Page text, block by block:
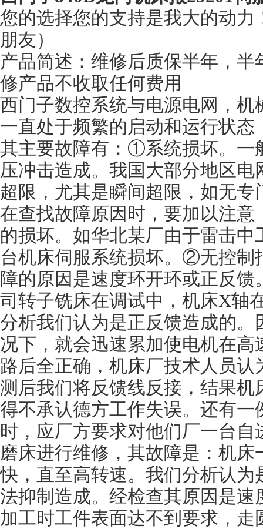
您的选择您的支持是我大的动
朋友）
产品简述：维修后质保半年，
修产品不收取任何费用
西门子数控系统与电源电网，
一直处于频繁的启动和运行状
其主要故障有：①系统损坏。一
压冲击造成。我国大部分地区
超限，尤其是瞬间超限，如无
在查找故障原因时，要加以注
的损坏。如华北某厂由于雷击
台机床伺服系统损坏。②无控制
障的原因是速度环开环或正反
司转子铣床在调试中，机床X轴
分析我们认为是正反馈造成的
况下，就会迅速累加使电机在
路后全正确，机床厂技术人员
测后我们将反馈线反接，结果
得不承认德方工作失误。还有
时，应厂方要求对他们厂一台
磨床进行维修，其故障是：机
快，直至高转速。我们分析认
法抑制造成。经检查其原因是
加工时工件表面达不到要求，